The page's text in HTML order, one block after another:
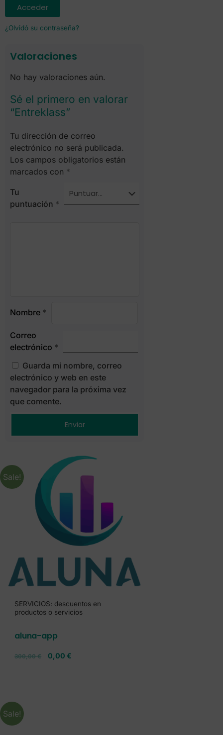
Acceder
¿Olvidó su contraseña?
Valoraciones
No hay valoraciones aún.
Sé el primero en valorar
“Entreklass”
Tu dirección de correo
electrónico no será publicada.
Los campos obligatorios están
marcados con *
Tu
puntuación *
Nombre *
Correo
electrónico *
Guarda mi nombre, correo
electrónico y web en este
navegador para la próxima vez
que comente.
Sale!
SERVICIOS: descuentos en
productos o servicios
aluna-app
300,00€ 0,00 €
Sale!